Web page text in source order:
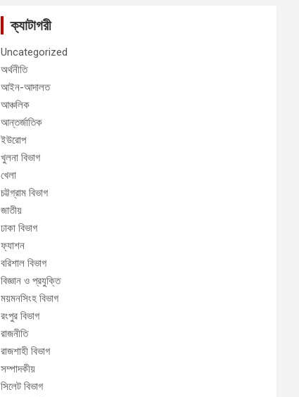
ক্যাটাগরী
Uncategorized
অর্থনীতি
আইন-আদালত
আঞ্চলিক
আন্তর্জাতিক
ইউরোপ
খুলনা বিভাগ
খেলা
চট্টগ্রাম বিভাগ
জাতীয়
ঢাকা বিভাগ
ফ্যাশন
বরিশাল বিভাগ
বিজ্ঞান ও প্রযুক্তি
ময়মনসিংহ বিভাগ
রংপুর বিভাগ
রাজনীতি
রাজশাহী বিভাগ
সম্পাদকীয়
সিলেট বিভাগ